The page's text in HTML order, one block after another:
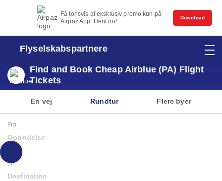
Få tonsvis af eksklusiv promo kun på
Airpaz App. Hent nu!
Download
Flyselskabspartnere
Find and Book Cheap Airblue (PA) Flight
Tickets
En vej Rundtur Flere byer
Fra
Oprindelse
Til
Destination